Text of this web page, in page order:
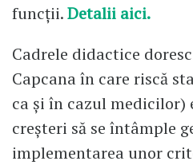
funcții.Detalii aici.
Cadrele didactice
Capcana în care riscă
ca și în cazul medicilor)
creșteri să se întâmple
implementarea unor